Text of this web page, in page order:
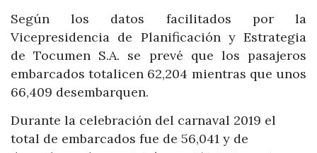
Según los datos facilitados por la
Vicepresidencia de Planificación y Estrategia
de Tocumen S.A. se prevé que los pasajeros
embarcados totalicen 62,204 mientras que unos
66,409 desembarquen.
Durante la celebración del carnaval 2019 el
total de embarcados fue de 56,041 y de